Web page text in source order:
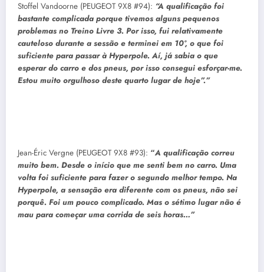
Stoffel Vandoorne (PEUGEOT 9X8 #94): “A qualificação foi
bastante complicada porque tivemos alguns pequenos
problemas no Treino Livre 3. Por isso, fui relativamente
cauteloso durante a sessão e terminei em 10º, o que foi
suficiente para passar à Hyperpole. Aí, já sabia o que
esperar do carro e dos pneus, por isso consegui esforçar-me.
Estou muito orgulhoso deste quarto lugar de hoje”.”
Jean-Éric Vergne (PEUGEOT 9X8 #93): “A qualificação correu
muito bem. Desde o início que me senti bem no carro. Uma
volta foi suficiente para fazer o segundo melhor tempo. Na
Hyperpole, a sensação era diferente com os pneus, não sei
porquê. Foi um pouco complicado. Mas o sétimo lugar não é
mau para começar uma corrida de seis horas…”